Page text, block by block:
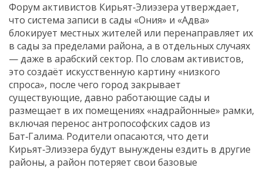
Форум активистов Кирьят‑Элиэзера утверждает,
что система записи в сады «Ония» и «Адва»
блокирует местных жителей или перенаправляет их
в сады за пределами района, а в отдельных случаях
— даже в арабский сектор. По словам активистов,
это создаёт искусственную картину «низкого
спроса», после чего город закрывает
существующие, давно работающие сады и
размещает в их помещениях «надрайонные» рамки,
включая перенос антропософских садов из
Бат‑Галима. Родители опасаются, что дети
Кирьят‑Элиэзера будут вынуждены ездить в другие
районы, а район потеряет свои базовые